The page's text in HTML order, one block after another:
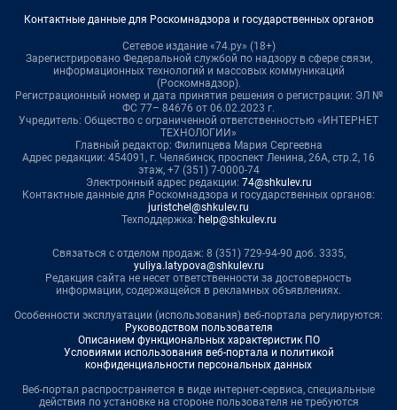
Контактные данные для Роскомнадзора и государственных органов
Сетевое издание «74.ру» (18+)
Зарегистрировано Федеральной службой по надзору в сфере связи,
информационных технологий и массовых коммуникаций
(Роскомнадзор).
Регистрационный номер и дата принятия решения о регистрации: ЭЛ №
ФС 77– 84676 от 06.02.2023 г.
Учредитель: Общество с ограниченной ответственностью «ИНТЕРНЕТ
ТЕХНОЛОГИИ»
Главный редактор: Филипцева Мария Сергеевна
Адрес редакции: 454091, г. Челябинск, проспект Ленина, 26А, стр.2, 16
этаж, +7 (351) 7-0000-74
Электронный адрес редакции: 74@shkulev.ru
Контактные данные для Роскомнадзора и государственных органов:
juristchel@shkulev.ru
Техподдержка: help@shkulev.ru
Связаться с отделом продаж: 8 (351) 729-94-90 доб. 3335,
yuliya.latypova@shkulev.ru
Редакция сайта не несет ответственности за достоверность
информации, содержащейся в рекламных объявлениях.
Особенности эксплуатации (использования) веб-портала регулируются:
Руководством пользователя
Описанием функциональных характеристик ПО
Условиями использования веб-портала и политикой
конфиденциальности персональных данных
Веб-портал распространяется в виде интернет-сервиса, специальные
действия по установке на стороне пользователя не требуются